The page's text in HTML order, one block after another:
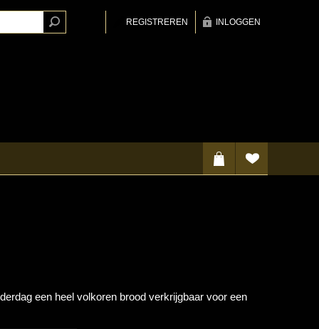
REGISTREREN INLOGGEN
een heel volkoren brood verkrijgbaar voor een